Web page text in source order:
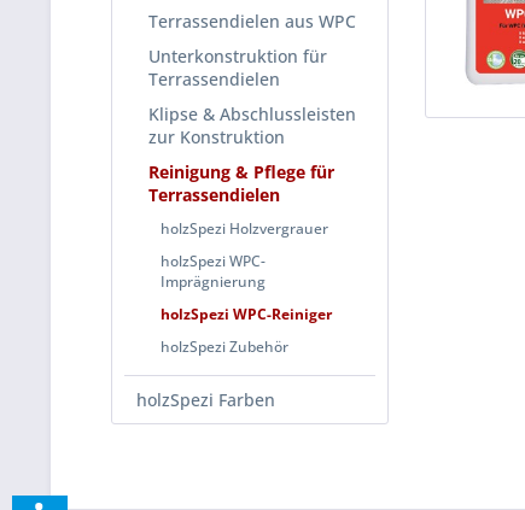
Terrassendielen aus WPC
Unterkonstruktion für
Terrassendielen
Klipse & Abschlussleisten
zur Konstruktion
Reinigung & Pflege für
Terrassendielen
holzSpezi Holzvergrauer
holzSpezi WPC-
Imprägnierung
holzSpezi WPC-Reiniger
holzSpezi Zubehör
holzSpezi Farben